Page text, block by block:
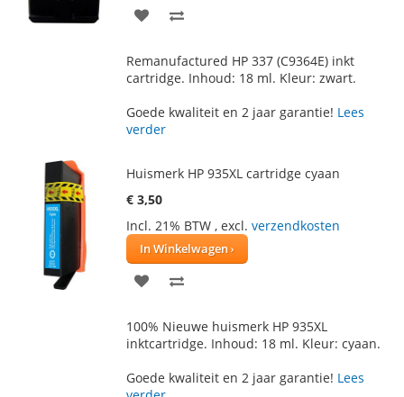
VOEG
AAN
VERLANGLIJST
TE
VERGELIJKEN
Remanufactured HP 337 (C9364E) inkt
cartridge. Inhoud: 18 ml. Kleur: zwart.
Goede kwaliteit en 2 jaar garantie! Lees
verder
Huismerk HP 935XL cartridge cyaan
€ 3,50
Incl. 21% BTW , excl. verzendkosten
In Winkelwagen
VOEG
AAN
VERLANGLIJST
TE
VERGELIJKEN
100% Nieuwe huismerk HP 935XL
inktcartridge. Inhoud: 18 ml. Kleur: cyaan.
Goede kwaliteit en 2 jaar garantie! Lees